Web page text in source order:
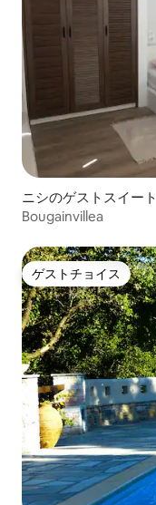
ニシのゲストスイート
Bougainvillea
ゲストチョイス
ゲストチョイス